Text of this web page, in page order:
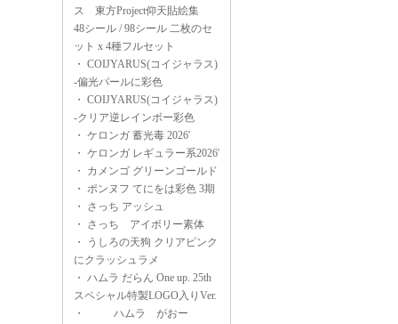
ス 東方Project仰天貼絵集
48シール / 98シール 二枚のセ
ット x 4種フルセット
・ COIJYARUS(コイジャラス)
-偏光パールに彩色
・ COIJYARUS(コイジャラス)
-クリア逆レインボー彩色
・ ケロンガ 蓄光毒 2026'
・ ケロンガ レギュラー系2026'
・ カメンゴ グリーンゴールド
・ ポンヌフ てにをは彩色 3期
・ さっち アッシュ
・ さっち アイボリー素体
・
うしろの天狗 クリアピンク
にクラッシュラメ
・ ハムラ だらん One up. 25th
スペシャル特製LOGO入りVer.
・
ハムラ がおー